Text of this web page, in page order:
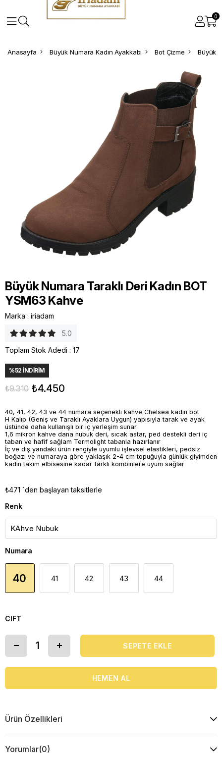
0
Anasayfa Büyük Numara Kadın Ayakkabı Bot Çizme Büyük
Büyük Numara Taraklı Deri Kadın BOT
YSM63 Kahve
Marka : iriadam
5.0
Toplam Stok Adedi : 17
%52 İNDIRIM
₺9.310 ₺4.450
40, 41, 42, 43 ve 44 numara seçenekli kahve Chelsea kadın bot
H Kalıp (Geniş ve Taraklı Ayaklara Uygun) yapısıyla tarak ve ayak
üstünde daha kullanışlı bir iç yerleşim sunar
1,6 mikron kahve dana nubuk deri, sıcak astar, ped destekli deri iç
taban ve hafif sağlam Termolight tabanla hazırlanır
İç ve dış yandaki ürün rengiyle uyumlu işlevsel elastikleri, pedsiz
boğazı ve numaraya göre yaklaşık 2-4 cm topuğuyla günlük giyimden
kadın takım elbisesine kadar farklı kombinlere uyum sağlar
₺471 `den başlayan taksitlerle
Renk
Numara
40 41 42 43 44
CIFT
Ürün Özellikleri
Yorumlar(0)